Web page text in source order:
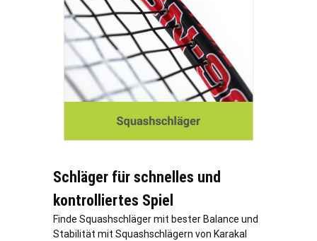
Schläger für schnelles und
kontrolliertes Spiel
Finde Squashschläger mit bester Balance und
Stabilität mit Squashschlägern von Karakal